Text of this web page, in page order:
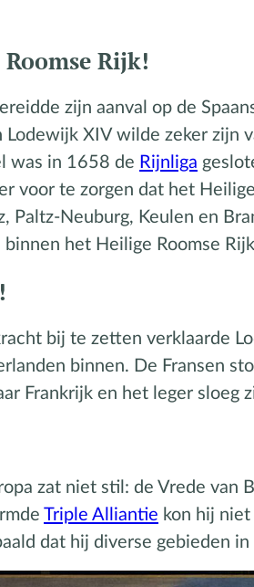
Rijk!
zijn aanval op de
Lodewijk XIV wilde zeker
was in 1658 de Rijnliga
voor te zorgen dat het
Paltz-Neuburg, Keulen en
het Heilige Roomse
bij te zetten verklaarde
binnen. De Fransen
Frankrijk en het leger sloeg
zat niet stil: de Vrede van
Triple Alliantie kon hij
dat hij diverse gebieden